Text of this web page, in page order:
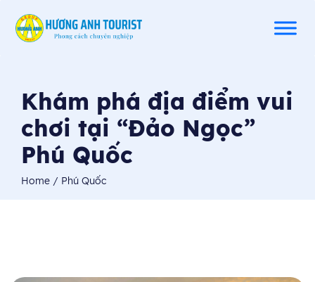
Khám phá địa điểm vui
chơi tại “Đảo Ngọc”
Phú Quốc
Home / Phú Quốc